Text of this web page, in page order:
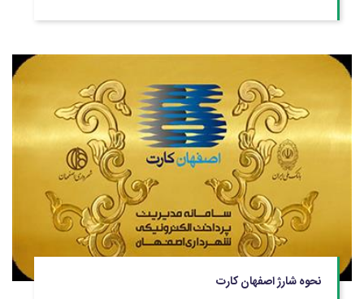
نحوه شارژ اصفهان کارت